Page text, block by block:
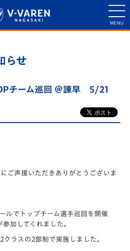
らせ
チーム巡回 ＠諫早 5/21
ご声援いただきありがとうございま
ルでトップチーム選手巡回を開催
加してくれました。
クラスの2部制で実施しました。